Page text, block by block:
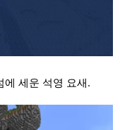
세운 석영 요새.